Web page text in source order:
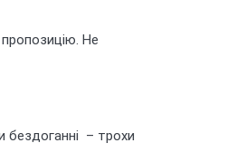
Не
бездоганні – трохи